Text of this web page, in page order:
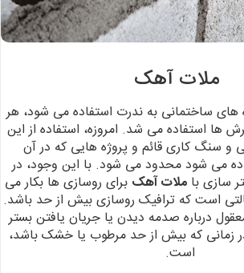
ملات آهک
های ساختمانی بهندرت استفاده می شود، هر
ها استفاده می شد. امروزه، استفاده از این
و سنگ کاری قائم و پروژه هایی که در آن
می شود محدود می شود.با این وجود، در
سازی باملات آهک برای روسازی هابکار می
است که ترافیک روسازی بیش از حد باشد.
درباره صدمه دیدن یا جریان یافتن بستر
زمانی که بیش از حد مرطوب یا خشک باشد،
است.